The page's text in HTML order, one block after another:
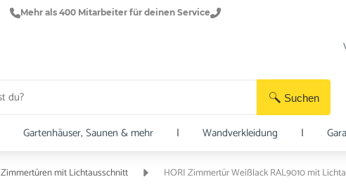
Mehr als 400 Mitarbeiter für deinen Service
Suchen
Gartenhäuser, Saunen & mehr | Wandverkleidung |
Zimmertüren mit Lichtausschnitt HORI Zimmertür Weißlack RAL9010 mit